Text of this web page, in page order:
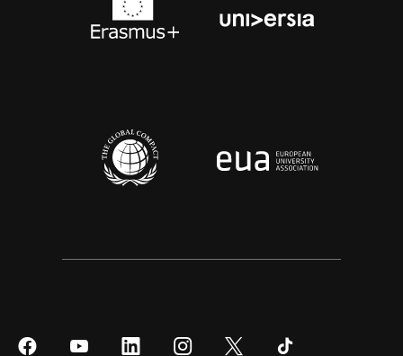
SíguenosSíguenos SíguenosSíguenos Síguenos